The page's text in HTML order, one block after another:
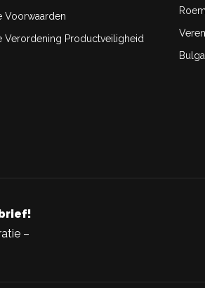
Voorwaarden
Verordening Productveiligheid
–